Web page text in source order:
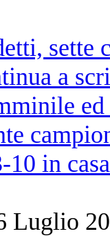
in
Luglio